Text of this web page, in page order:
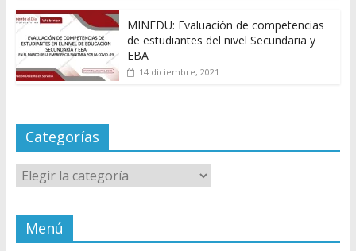
MINEDU: Evaluación de competencias
de estudiantes del nivel Secundaria y
EBA
14 diciembre, 2021
Categorías
Categorías
Menú